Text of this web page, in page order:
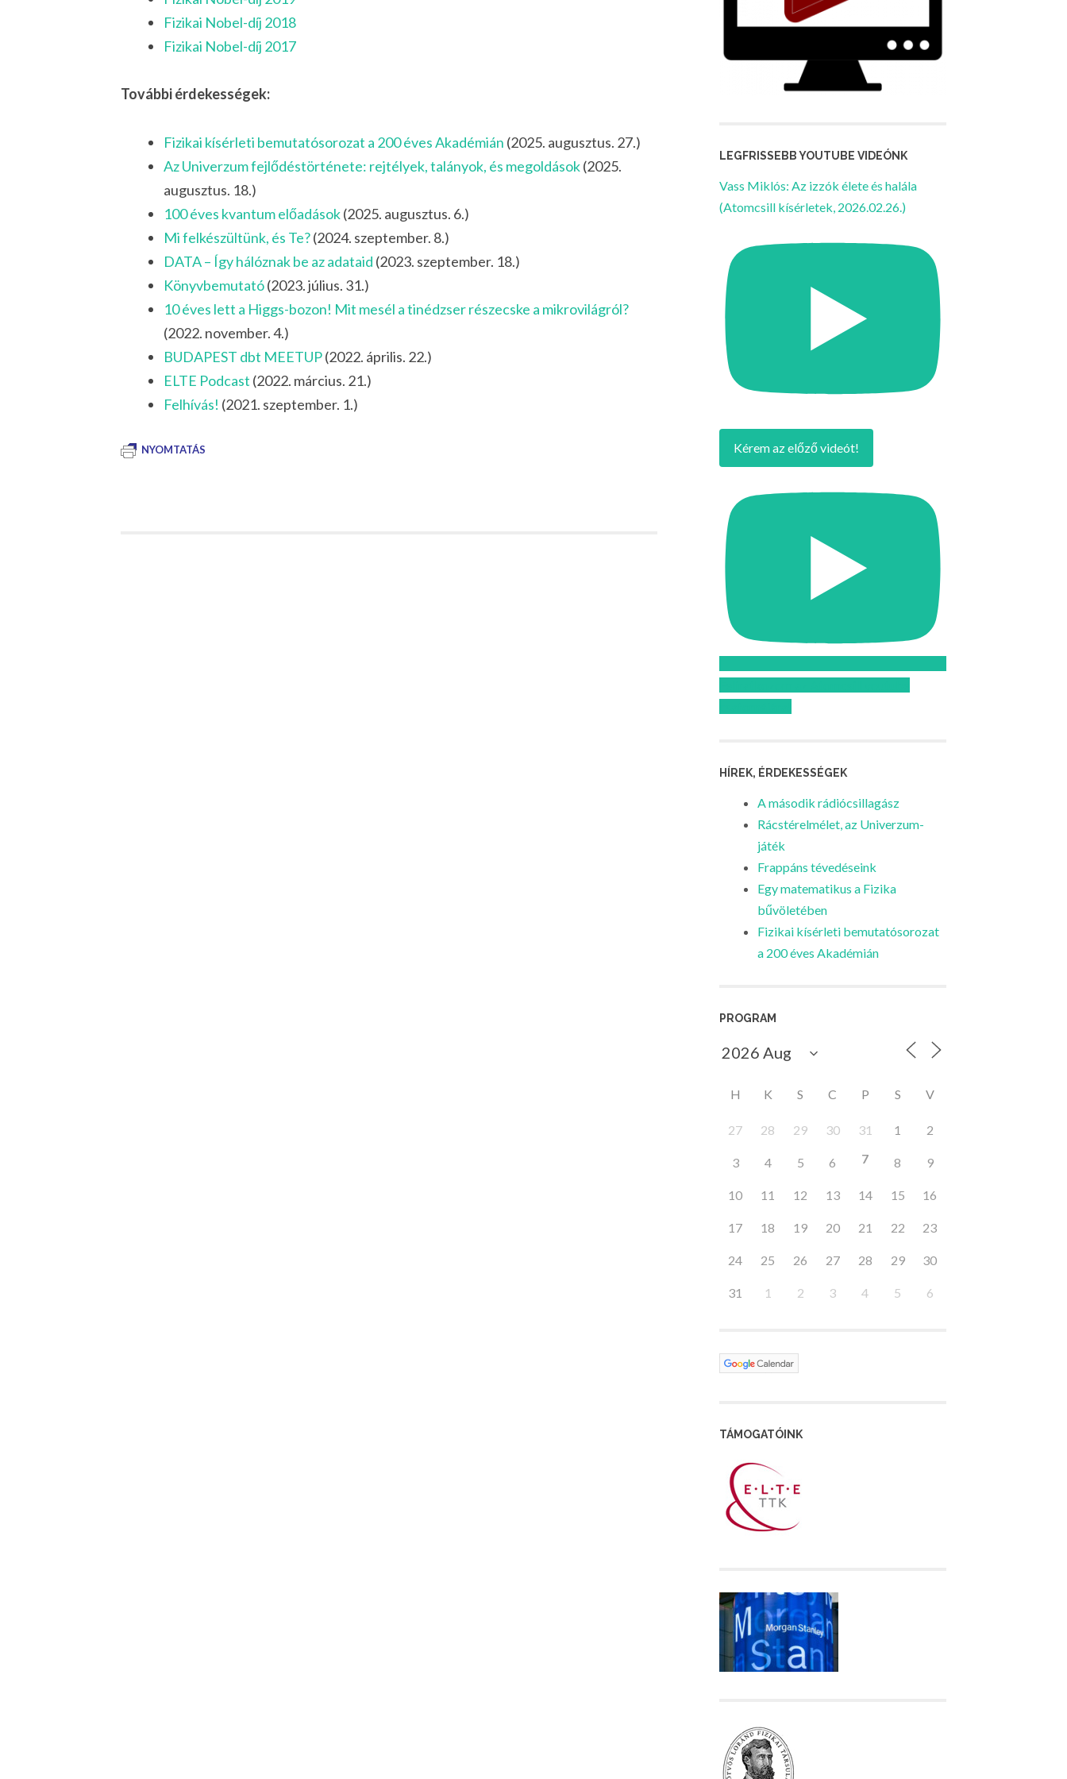
Fizikai Nobel-díj 2018
Fizikai Nobel-díj 2017
További érdekességek:
Fizikai kísérleti bemutatósorozat a 200 éves Akadémián (2025. augusztus. 27.)
Az Univerzum fejlődéstörténete: rejtélyek, talányok, és megoldások(2025.
augusztus. 18.)
100 éves kvantum előadások(2025. augusztus. 6.)
Mi felkészültünk, és Te?(2024. szeptember. 8.)
DATA – Így hálóznak be az adataid (2023. szeptember. 18.)
Könyvbemutató(2023. július. 31.)
10 éves lett a Higgs-bozon! Mit mesél a tinédzser részecske a mikrovilágról?
(2022. november. 4.)
BUDAPEST dbt MEETUP(2022. április. 22.)
ELTE Podcast (2022. március. 21.)
Felhívás! (2021. szeptember. 1.)
NYOMTATÁS
LEGFRISSEBB YOUTUBE VIDEÓNK
Vass Miklós: Az izzók élete és halála
(Atomcsill kísérletek, 2026.02.26.)
Kérem az előző videót!
HÍREK, ÉRDEKESSÉGEK
A második rádiócsillagász
Rácstérelmélet, az Univerzum-
játék
Frappáns tévedéseink
Egy matematikus a Fizika
bűvöletében
Fizikai kísérleti bemutatósorozat
a 200 éves Akadémián
PROGRAM
H K S C P S V
27 28 29 30 31 1 2
3 4 5 6 7 8 9
10 11 12 13 14 15 16
17 18 19 20 21 22 23
24 25 26 27 28 29 30
31 1 2 3 4 5 6
TÁMOGATÓINK